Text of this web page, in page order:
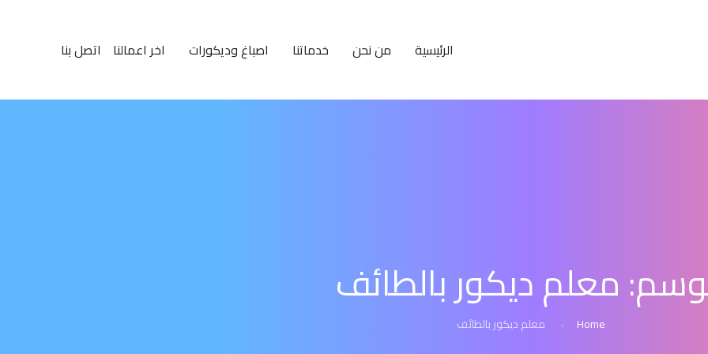
الرئيسية من نحن خدماتنا اصباغ وديكورات اخر اعمالنا اتصل بنا
معلم ديكور بالطائف
Home معلم ديكور بالطائف